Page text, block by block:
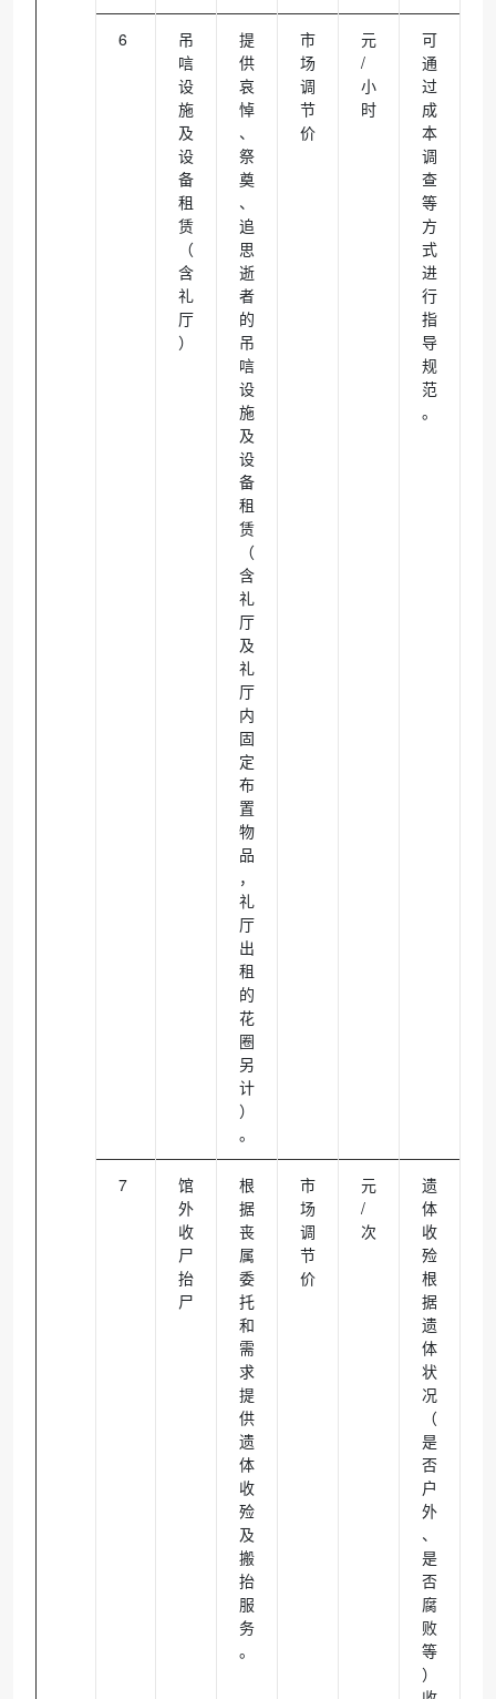
6
吊
唁
设
施
及
设
备
租
赁
（
含
礼
厅
）
提
供
哀
悼
、
祭
奠
、
追
思
逝
者
的
吊
唁
设
施
及
设
备
租
赁
（
含
礼
厅
及
礼
厅
内
固
定
布
置
物
品
，
礼
厅
出
租
的
花
圈
另
计
）
。
市
场
调
节
价
元
/
小
时
可
通
过
成
本
调
查
等
方
式
进
行
指
导
规
范
。
7
馆
外
收
尸
抬
尸
根
据
丧
属
委
托
和
需
求
提
供
遗
体
收
殓
及
搬
抬
服
务
。
市
场
调
节
价
元
/
次
遗
体
收
殓
根
据
遗
体
状
况
（
是
否
户
外
、
是
否
腐
败
等
）